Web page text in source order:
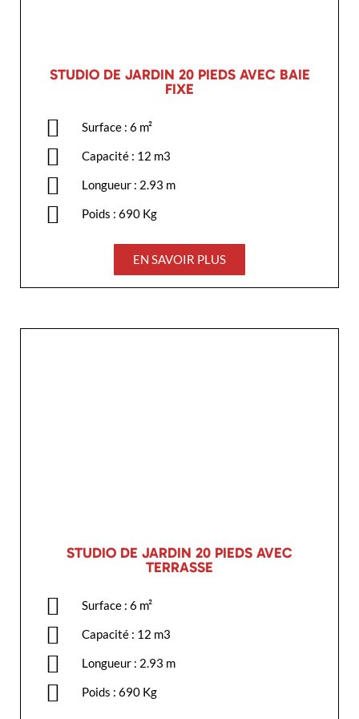
STUDIO DE JARDIN 20 PIEDS AVEC BAIE
FIXE
Surface : 6 m²
Capacité : 12 m3
Longueur : 2.93 m
Poids : 690 Kg
EN SAVOIR PLUS
STUDIO DE JARDIN 20 PIEDS AVEC
TERRASSE
Surface : 6 m²
Capacité : 12 m3
Longueur : 2.93 m
Poids : 690 Kg